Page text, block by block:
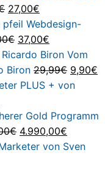
ist:
197,00€.
Ursprünglicher
Preis
war:
69,00€
27,00€
Preis
ist:
27,00€.
Webdesign-
€ Ursprünglicher
Preis
war:
67,00€
37,00€
Preis
ist:
37,00€.
Vom
Biron 29,99€
Preis
29,99€
9,90€
PLUS + von
Gold Programm
€ Ursprünglicher
Preis
4.990,00€
Preis
von Sven